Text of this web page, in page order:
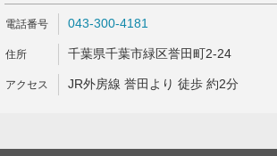
043-300-4181
千葉県千葉市緑区誉田町2-24
JR外房線 誉田より 徒歩 約2分